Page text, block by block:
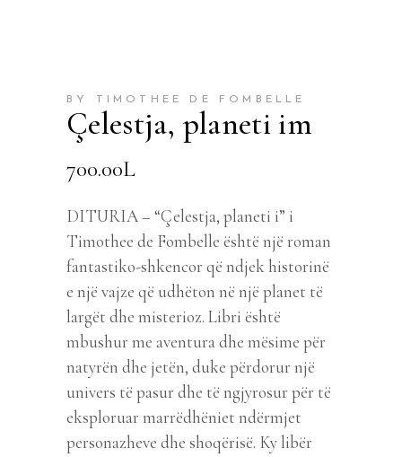
BY TIMOTHEE DE FOMBELLE
Çelestja, planeti im
700.00L
DITURIA – “Çelestja, planeti i” i
Timothee de Fombelle është një roman
fantastiko-shkencor që ndjek historinë
e një vajze që udhëton në një planet të
largët dhe misterioz. Libri është
mbushur me aventura dhe mësime për
natyrën dhe jetën, duke përdorur një
univers të pasur dhe të ngjyrosur për të
eksploruar marrëdhëniet ndërmjet
personazheve dhe shoqërisë. Ky libër